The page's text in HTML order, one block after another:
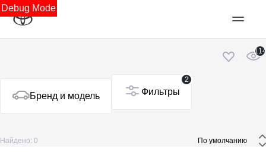
Debug Mode
114
Бренд и модель
2
Фильтры
Найдено: 0